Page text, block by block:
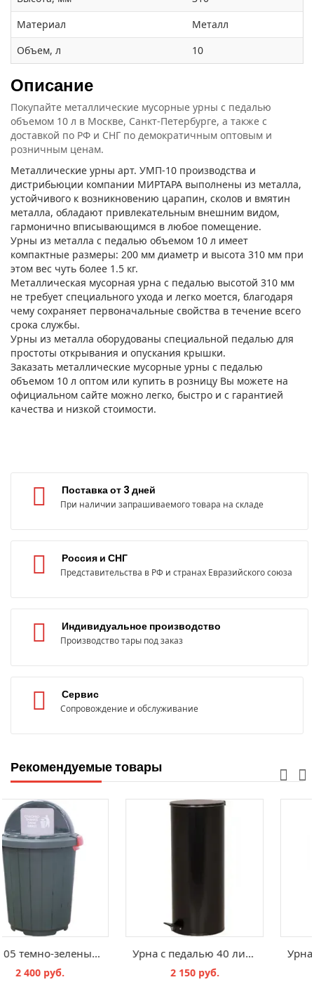
Материал
Металл
Объем, л
10
Описание
Покупайте металлические мусорные урны с педалью
объемом 10 л в Москве, Санкт-Петербурге, а также с
доставкой по РФ и СНГ по демократичным оптовым и
розничным ценам.
Металлические урны арт. УМП-10 производства и
дистрибьюции компании МИРТАРА выполнены из металла,
устойчивого к возникновению царапин, сколов и вмятин
металла, обладают привлекательным внешним видом,
гармонично вписывающимся в любое помещение.
Урны из металла с педалью объемом 10 л имеет
компактные размеры: 200 мм диаметр и высота 310 мм при
этом вес чуть более 1.5 кг.
Металлическая мусорная урна с педалью высотой 310 мм
не требует специального ухода и легко моется, благодаря
чему сохраняет первоначальные свойства в течение всего
срока службы.
Урны из металла оборудованы специальной педалью для
простоты открывания и опускания крышки.
Заказать металлические мусорные урны с педалью
объемом 10 л оптом или купить в розницу Вы можете на
официальном сайте можно легко, быстро и с гарантией
качества и низкой стоимости.
Поставка от 3 дней
При наличии запрашиваемого товара на складе
Россия и СНГ
Представительства в РФ и странах Евразийского союза
Индивидуальное производство
Производство тары под заказ
Сервис
Сопровождение и обслуживание
Рекомендуемые товары
Бак с крышкой (80 л) синий
руб.
МБ-105 темно-зеленый крышка-клапан
2 400 руб.